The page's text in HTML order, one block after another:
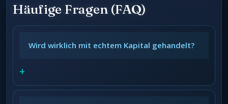
Häufige Fragen (FAQ)
Wird wirklich mit echtem Kapital gehandelt?
+